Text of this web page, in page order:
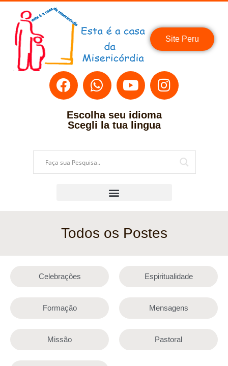
Site Peru
Escolha seu idioma
Scegli la tua lingua
Todos os Postes
Celebrações Espiritualidade
Formação Mensagens
Missão Pastoral